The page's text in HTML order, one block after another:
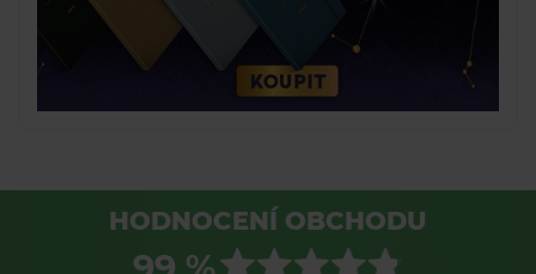
HODNOCENÍ OBCHODU